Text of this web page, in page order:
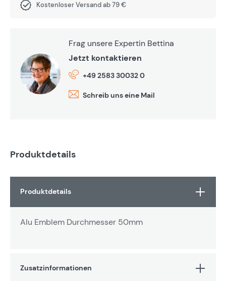
Kostenloser Versand ab 79 €
Frag unsere Expertin Bettina
Jetzt kontaktieren
+49 2583 30032 0
Schreib uns eine Mail
Produktdetails
Produktdetails
Alu Emblem Durchmesser 50mm
Zusatzinformationen